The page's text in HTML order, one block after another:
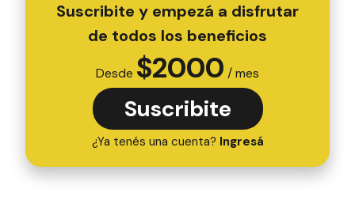
Suscribite y empezá a disfrutar
de todos los beneficios
Desde $2000 / mes
Suscribite
¿Ya tenés una cuenta? Ingresá